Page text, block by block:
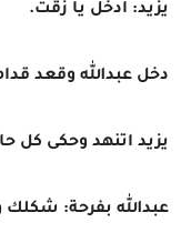
يزيد: ادخل يا زقت.
دخل عبدالله وقعد
يزيد اتنهد وحكى كل
عبدالله بفرحة: شكلك